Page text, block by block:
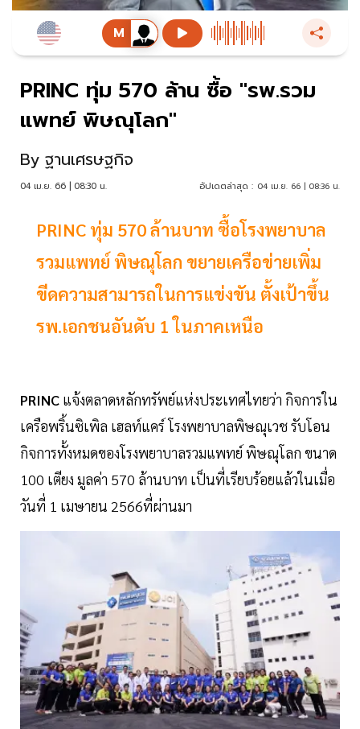
PRINC ทุ่ม 570 ล้าน ซื้อ "รพ.รวม
แพทย์ พิษณุโลก"
By ฐานเศรษฐกิจ
04 เม.ย. 66 | 08:30 น. อัปเดตล่าสุด : 04 เม.ย. 66 | 08:36 น.
PRINC ทุ่ม 570 ล้านบาท ซื้อโรงพยาบาล
รวมแพทย์ พิษณุโลก ขยายเครือข่ายเพิ่ม
ขีดความสามารถในการแข่งขัน ตั้งเป้าขึ้น
รพ.เอกชนอันดับ 1 ในภาคเหนือ
PRINC แจ้งตลาดหลักทรัพย์แห่งประเทศไทยว่า กิจการใน
เครือพริ้นซิเพิล เฮลท์แคร์ โรงพยาบาลพิษณุเวช รับโอน
กิจการทั้งหมดของโรงพยาบาลรวมแพทย์ พิษณุโลก ขนาด
100 เตียง มูลค่า 570 ล้านบาท เป็นที่เรียบร้อยแล้วในเมื่อ
วันที่ 1 เมษายน 2566ที่ผ่านมา